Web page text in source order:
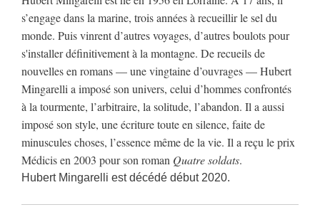
s’engage dans la marine, trois années à recueillir le sel du
monde. Puis vinrent d’autres voyages, d’autres boulots pour
s'installer définitivement à la montagne. De recueils de
nouvelles en romans — une vingtaine d’ouvrages — Hubert
Mingarelli a imposé son univers, celui d’hommes confrontés
à la tourmente, l’arbitraire, la solitude, l’abandon. Il a aussi
imposé son style, une écriture toute en silence, faite de
minuscules choses, l’essence même de la vie. Il a reçu le prix
Médicis en 2003 pour son roman Quatre soldats.
Hubert Mingarelli est décédé début 2020.